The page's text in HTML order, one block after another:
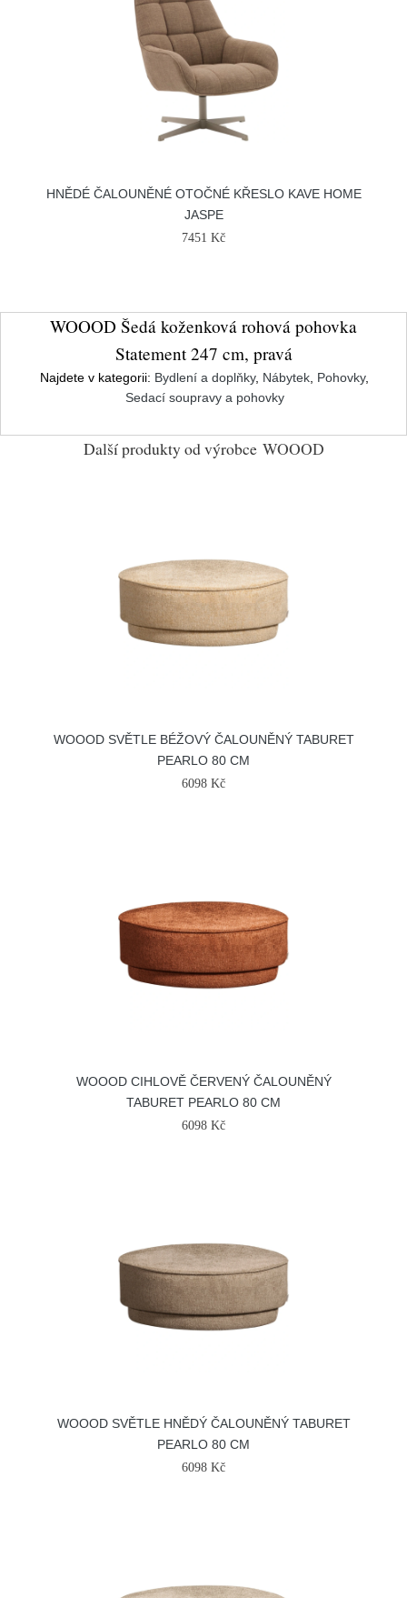
HNĚDÉ ČALOUNĚNÉ OTOČNÉ KŘESLO KAVE HOME
JASPE
7451 Kč
WOOOD Šedá koženková rohová pohovka
Statement 247 cm, pravá
Najdete v kategorii: Bydlení a doplňky, Nábytek Pohovky,
Sedací soupravy a pohovky
Další produkty od výrobce WOOOD
WOOOD SVĚTLE BÉŽOVÝ ČALOUNĚNÝ TABURET
PEARLO 80 CM
6098 Kč
WOOOD CIHLOVĚ ČERVENÝ ČALOUNĚNÝ
TABURET PEARLO 80 CM
6098 Kč
WOOOD SVĚTLE HNĚDÝ ČALOUNĚNÝ TABURET
PEARLO 80 CM
6098 Kč